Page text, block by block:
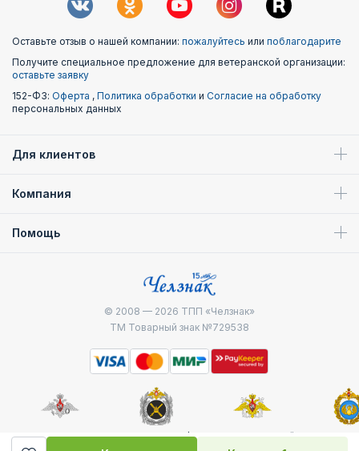
Оставьте отзыв о нашей компании: пожалуйтесь или поблагодарите
Получите специальное предложение для ветеранской организации:
оставьте заявку
152-ФЗ: Оферта , Политика обработки и Согласие на обработку
персональных данных
Для клиентов
Компания
Помощь
© 2008 — 2026 ТПП «Челзнак»
ТМ Товарный знак №729538
Министерство
Генштаб ВС РФ
Военно-морской